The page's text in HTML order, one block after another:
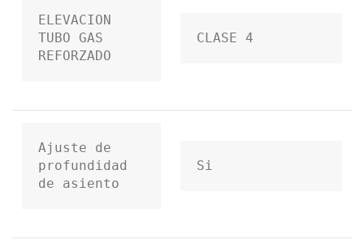
ELEVACION
TUBO GAS
REFORZADO
CLASE 4
Ajuste de
profundidad
de asiento
Si